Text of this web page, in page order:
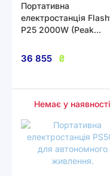
Портативна
електростанція
P25 2000W (Peak
(436800mAh/3.6V)
36 855 ₴
Немає у наявності